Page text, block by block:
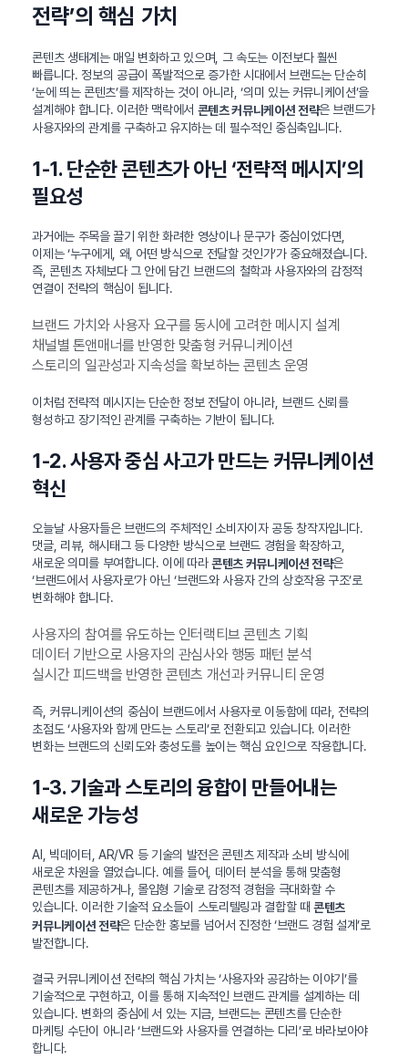
전략’의 핵심 가치
콘텐츠 생태계는 매일 변화하고 있으며, 그 속도는 이전보다 훨씬
빠릅니다. 정보의 공급이 폭발적으로 증가한 시대에서 브랜드는 단순히
‘눈에 띄는 콘텐츠’를 제작하는 것이 아니라, ‘의미 있는 커뮤니케이션’을
설계해야 합니다. 이러한 맥락에서 콘텐츠 커뮤니케이션 전략은 브랜드가
사용자와의 관계를 구축하고 유지하는 데 필수적인 중심축입니다.
1-1. 단순한 콘텐츠가 아닌 ‘전략적 메시지’의
필요성
과거에는 주목을 끌기 위한 화려한 영상이나 문구가 중심이었다면,
이제는 ‘누구에게, 왜, 어떤 방식으로 전달할 것인가’가 중요해졌습니다.
즉, 콘텐츠 자체보다 그 안에 담긴 브랜드의 철학과 사용자와의 감정적
연결이 전략의 핵심이 됩니다.
브랜드 가치와 사용자 요구를 동시에 고려한 메시지 설계
채널별 톤앤매너를 반영한 맞춤형 커뮤니케이션
스토리의 일관성과 지속성을 확보하는 콘텐츠 운영
이처럼 전략적 메시지는 단순한 정보 전달이 아니라, 브랜드 신뢰를
형성하고 장기적인 관계를 구축하는 기반이 됩니다.
1-2. 사용자 중심 사고가 만드는 커뮤니케이션
혁신
오늘날 사용자들은 브랜드의 주체적인 소비자이자 공동 창작자입니다.
댓글, 리뷰, 해시태그 등 다양한 방식으로 브랜드 경험을 확장하고,
새로운 의미를 부여합니다. 이에 따라콘텐츠 커뮤니케이션 전략은
‘브랜드에서 사용자로’가 아닌 ‘브랜드와 사용자 간의 상호작용 구조’로
변화해야 합니다.
사용자의 참여를 유도하는 인터랙티브 콘텐츠 기획
데이터 기반으로 사용자의 관심사와 행동 패턴 분석
실시간 피드백을 반영한 콘텐츠 개선과 커뮤니티 운영
즉, 커뮤니케이션의 중심이 브랜드에서 사용자로 이동함에 따라, 전략의
초점도 ‘사용자와 함께 만드는 스토리’로 전환되고 있습니다. 이러한
변화는 브랜드의 신뢰도와 충성도를 높이는 핵심 요인으로 작용합니다.
1-3. 기술과 스토리의 융합이 만들어내는
새로운 가능성
AI, 빅데이터, AR/VR 등 기술의 발전은 콘텐츠 제작과 소비 방식에
새로운 차원을 열었습니다. 예를 들어, 데이터 분석을 통해 맞춤형
콘텐츠를 제공하거나, 몰입형 기술로 감정적 경험을 극대화할 수
있습니다. 이러한 기술적 요소들이 스토리텔링과 결합할 때콘텐츠
커뮤니케이션 전략은 단순한 홍보를 넘어서 진정한 ‘브랜드 경험 설계’로
발전합니다.
결국 커뮤니케이션 전략의 핵심 가치는 ‘사용자와 공감하는 이야기’를
기술적으로 구현하고, 이를 통해 지속적인 브랜드 관계를 설계하는 데
있습니다. 변화의 중심에 서 있는 지금, 브랜드는 콘텐츠를 단순한
마케팅 수단이 아니라 ‘브랜드와 사용자를 연결하는 다리’로 바라보아야
합니다.